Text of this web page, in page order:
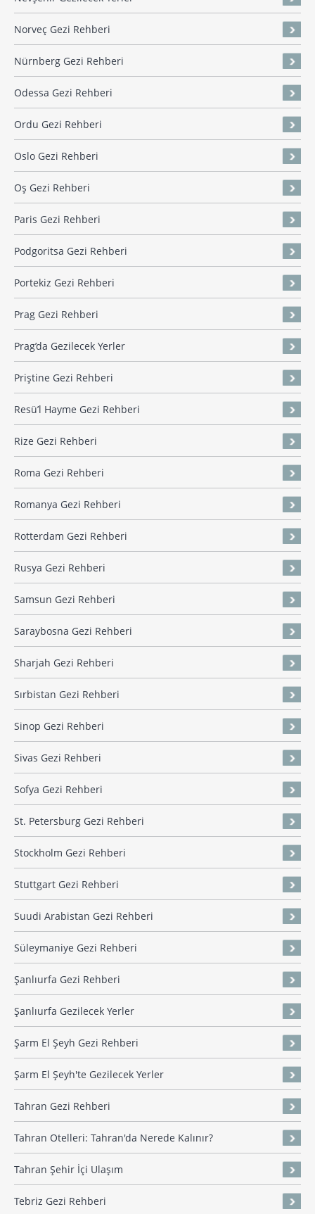
Norveç Gezi Rehberi
Nürnberg Gezi Rehberi
Odessa Gezi Rehberi
Ordu Gezi Rehberi
Oslo Gezi Rehberi
Oş Gezi Rehberi
Paris Gezi Rehberi
Podgoritsa Gezi Rehberi
Portekiz Gezi Rehberi
Prag Gezi Rehberi
Prag’da Gezilecek Yerler
Priştine Gezi Rehberi
Resü’l Hayme Gezi Rehberi
Rize Gezi Rehberi
Roma Gezi Rehberi
Romanya Gezi Rehberi
Rotterdam Gezi Rehberi
Rusya Gezi Rehberi
Samsun Gezi Rehberi
Saraybosna Gezi Rehberi
Sharjah Gezi Rehberi
Sırbistan Gezi Rehberi
Sinop Gezi Rehberi
Sivas Gezi Rehberi
Sofya Gezi Rehberi
St. Petersburg Gezi Rehberi
Stockholm Gezi Rehberi
Stuttgart Gezi Rehberi
Suudi Arabistan Gezi Rehberi
Süleymaniye Gezi Rehberi
Şanlıurfa Gezi Rehberi
Şanlıurfa Gezilecek Yerler
Şarm El Şeyh Gezi Rehberi
Şarm El Şeyh'te Gezilecek Yerler
Tahran Gezi Rehberi
Tahran Otelleri: Tahran'da Nerede Kalınır?
Tahran Şehir İçi Ulaşım
Tebriz Gezi Rehberi